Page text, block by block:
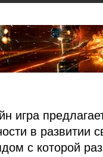
игра
в развитии
с которой